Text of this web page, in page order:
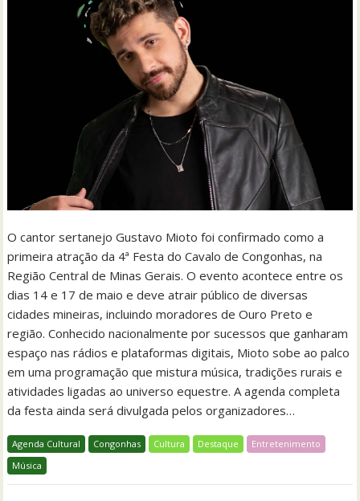
O cantor sertanejo Gustavo Mioto foi confirmado como a
primeira atração da 4ª Festa do Cavalo de Congonhas, na
Região Central de Minas Gerais. O evento acontece entre os
dias 14 e 17 de maio e deve atrair público de diversas
cidades mineiras, incluindo moradores de Ouro Preto e
região. Conhecido nacionalmente por sucessos que ganharam
espaço nas rádios e plataformas digitais, Mioto sobe ao palco
em uma programação que mistura música, tradições rurais e
atividades ligadas ao universo equestre. A agenda completa
da festa ainda será divulgada pelos organizadores…
Agenda Cultural Congonhas Cultura Destaque
Entretenimento
Música